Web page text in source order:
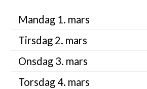
Mandag 1. mars
Tirsdag 2. mars
Onsdag 3. mars
Torsdag 4. mars